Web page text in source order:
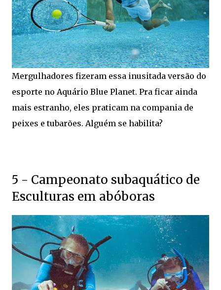
Mergulhadores fizeram essa inusitada versão do
esporte no Aquário Blue Planet. Pra ficar ainda
mais estranho, eles praticam na compania de
peixes e tubarões. Alguém se habilita?
5 - Campeonato subaquático de
Esculturas em abóboras